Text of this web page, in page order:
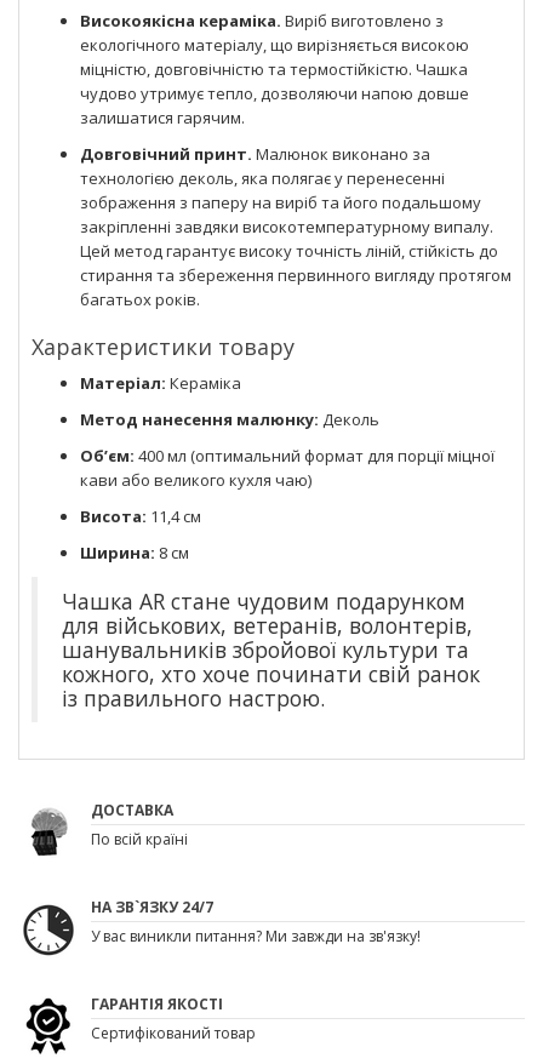
Високоякісна кераміка. Виріб виготовлено з
екологічного матеріалу, що вирізняється високою
міцністю, довговічністю та термостійкістю. Чашка
чудово утримує тепло, дозволяючи напою довше
залишатися гарячим.
Довговічний принт. Малюнок виконано за
технологією деколь, яка полягає у перенесенні
зображення з паперу на виріб та його подальшому
закріпленні завдяки високотемпературному випалу.
Цей метод гарантує високу точність ліній, стійкість до
стирання та збереження первинного вигляду протягом
багатьох років.
Характеристики товару
Матеріал: Кераміка
Метод нанесення малюнку: Деколь
Об’єм: 400 мл (оптимальний формат для порції міцної
кави або великого кухля чаю)
Висота: 11,4 см
Ширина: 8 см
Чашка AR стане чудовим подарунком
для військових, ветеранів, волонтерів,
шанувальників збройової культури та
кожного, хто хоче починати свій ранок
із правильного настрою.
ДОСТАВКА
По всій країні
НА ЗВ`ЯЗКУ 24/7
У вас виникли питання? Ми завжди на зв'язку!
ГАРАНТІЯ ЯКОСТІ
Сертифікований товар